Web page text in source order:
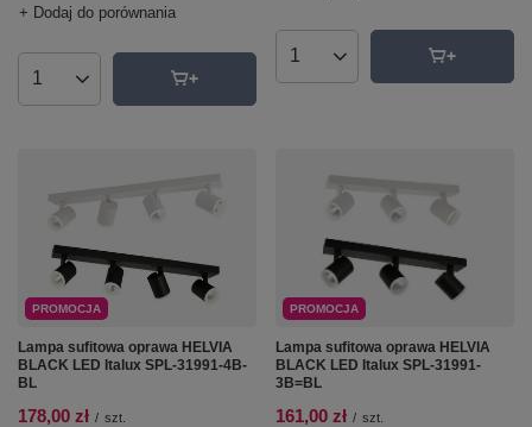
+ Dodaj do porównania
Ilość produktów
Ilość produktów
PROMOCJA
Lampa sufitowa oprawa HELVIA
BLACK LED Italux SPL-31991-4B-
BL
178,00 zł / szt.
PROMOCJA
Lampa sufitowa oprawa HELVIA
BLACK LED Italux SPL-31991-
3B=BL
161,00 zł / szt.